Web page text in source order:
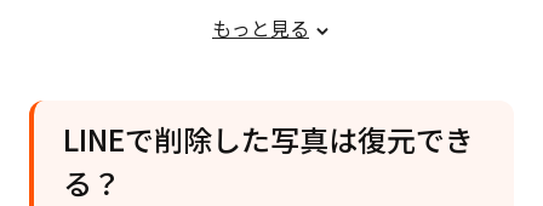
方法2：LINEのバックアップから復元する
もっと見る
LINEで削除した写真は復元でき
る？